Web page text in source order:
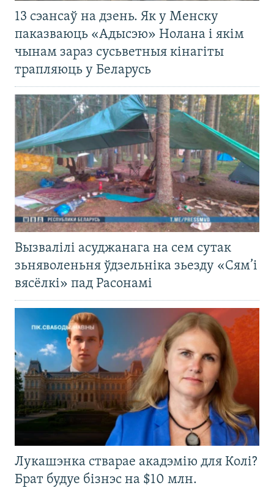
13 сэансаў на дзень. Як у Менску
паказваюць «Адысэю» Нолана і якім
чынам зараз сусьветныя кінагіты
трапляюць у Беларусь
Вызвалілі асуджанага на сем сутак
зьняволеньня ўдзельніка зьезду «Сям’і
вясёлкі» пад Расонамі
Лукашэнка стварае акадэмію для Колі?
Брат будуе бізнэс на $10 млн.